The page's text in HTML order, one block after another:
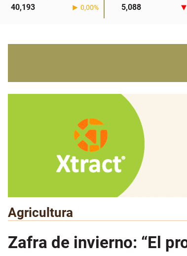
40,193 0,00% 5,088
Agricultura
Zafra de invierno: “El